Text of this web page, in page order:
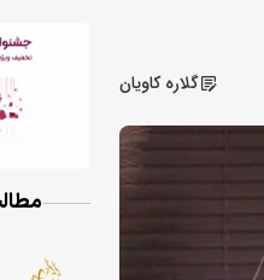
گلاره کاویان